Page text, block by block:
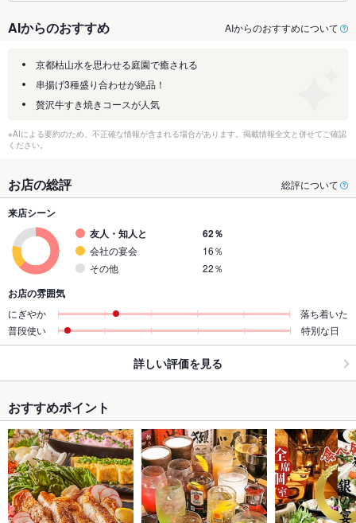
AIからのおすすめ AIからのおすすめについて
京都枯山水を思わせる庭園で癒される
串揚げ3種盛り合わせが絶品！
贅沢牛すき焼きコースが人気
※AIによる要約のため、不正確な情報が含まれる場合があります。掲載情報全文と併せてご確認
ください。
お店の総評 総評について
来店シーン
友人・知人と
62％
会社の宴会
16％
その他
22％
お店の雰囲気
にぎやか
落ち着いた
普段使い
特別な日
詳しい評価を見る
おすすめポイント